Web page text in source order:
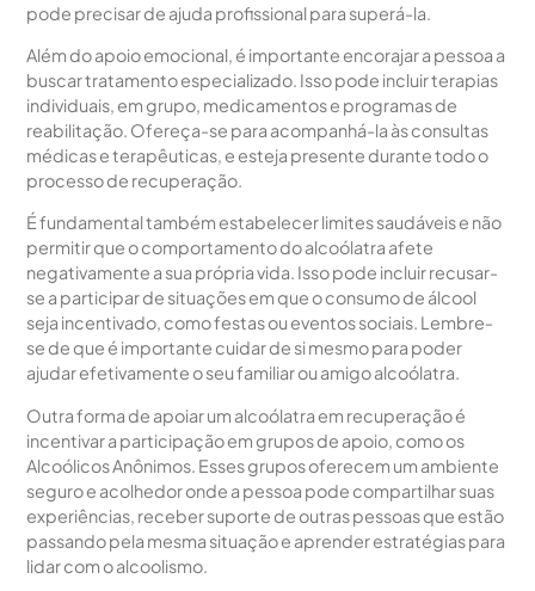
pode precisar de ajuda profissional para superá-la.
Além do apoio emocional, é importante encorajar a pessoa a
buscar tratamento especializado. Isso pode incluir terapias
individuais, em grupo, medicamentos e programas de
reabilitação. Ofereça-se para acompanhá-la às consultas
médicas e terapêuticas, e esteja presente durante todo o
processo de recuperação.
É fundamental também estabelecer limites saudáveis e não
permitir que o comportamento do alcoólatra afete
negativamente a sua própria vida. Isso pode incluir recusar-
se a participar de situações em que o consumo de álcool
seja incentivado, como festas ou eventos sociais. Lembre-
se de que é importante cuidar de si mesmo para poder
ajudar efetivamente o seu familiar ou amigo alcoólatra.
Outra forma de apoiar um alcoólatra em recuperação é
incentivar a participação em grupos de apoio, como os
Alcoólicos Anônimos. Esses grupos oferecem um ambiente
seguro e acolhedor onde a pessoa pode compartilhar suas
experiências, receber suporte de outras pessoas que estão
passando pela mesma situação e aprender estratégias para
lidar com o alcoolismo.